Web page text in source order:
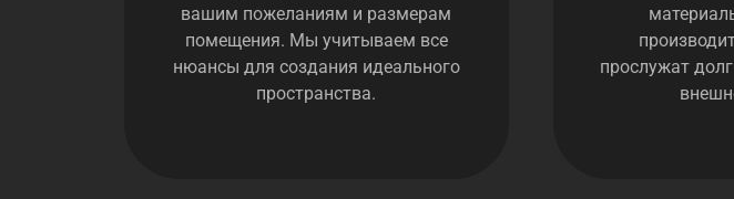
вашим пожеланиям и размерам
помещения. Мы учитываем все
нюансы для создания идеального
пространства.
прослужат